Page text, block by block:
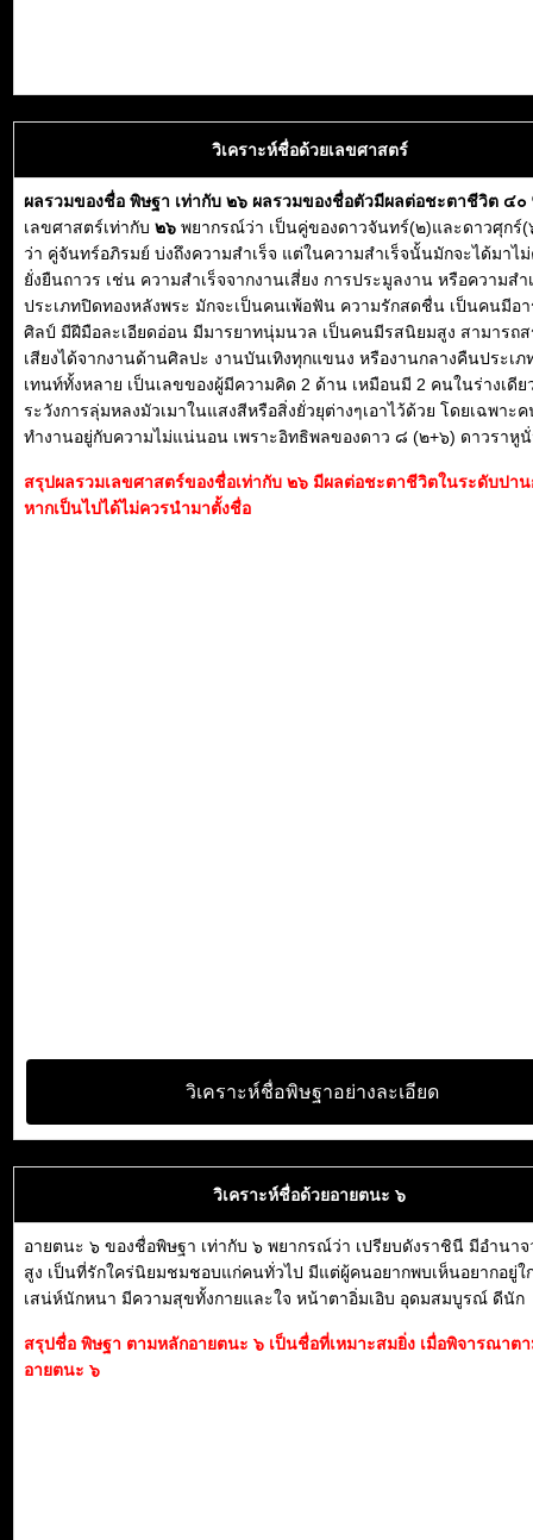
วิเคราะห์ชื่อด้วยเลขศาสตร์
ผลรวมของชื่อ พิษฐา เท่ากับ ๒๖ ผลรวมของชื่อตัวมีผลต่อชะตาชีวิต ๔๐
เลขศาสตร์เท่ากับ ๒๖ พยากรณ์ว่า เป็นคู่ของดาวจันทร์(๒)และดาวศุกร์(
ว่า คู่จันทร์อภิรมย์ บ่งถึงความสำเร็จ แต่ในความสำเร็จนั้นมักจะได้มาไ
ยั่งยืนถาวร เช่น ความสำเร็จจากงานเสี่ยง การประมูลงาน หรือความสำ
ประเภทปิดทองหลังพระ มักจะเป็นคนเพ้อฟัน ความรักสดชื่น เป็นคนมีอ
ศิลป์ มีฝีมือละเอียดอ่อน มีมารยาทนุ่มนวล เป็นคนมีรสนิยมสูง สามารถส
เสียงได้จากงานด้านศิลปะ งานบันเทิงทุกแขนง หรืองานกลางคืนประเภ
เทนท์ทั้งหลาย เป็นเลขของผู้มีความคิด 2 ด้าน เหมือนมี 2 คนในร่างเดีย
ระวังการลุ่มหลงมัวเมาในแสงสีหรือสิ่งยั่วยุต่างๆเอาไว้ด้วย โดยเฉพาะ
ทำงานอยู่กับความไม่แน่นอน เพราะอิทธิพลของดาว ๘ (๒+๖) ดาวราหูนั่
สรุปผลรวมเลขศาสตร์ของชื่อเท่ากับ ๒๖ มีผลต่อชะตาชีวิตในระดับปาน
หากเป็นไปได้ไม่ควรนำมาตั้งชื่อ
วิเคราะห์ชื่อพิษฐาอย่างละเอียด
วิเคราะห์ชื่อด้วยอายตนะ ๖
อายตนะ ๖ ของชื่อพิษฐา เท่ากับ ๖ พยากรณ์ว่า เปรียบดังราชินี มีอำนา
สูง เป็นที่รักใคร่นิยมชมชอบแก่คนทั่วไป มีแต่ผู้คนอยากพบเห็นอยากอยู่ใ
เสน่ห์นักหนา มีความสุขทั้งกายและใจ หน้าตาอิ่มเอิบ อุดมสมบูรณ์ ดีนัก
สรุปชื่อ พิษฐา ตามหลักอายตนะ ๖ เป็นชื่อที่เหมาะสมยิ่ง เมื่อพิจารณาต
อายตนะ ๖